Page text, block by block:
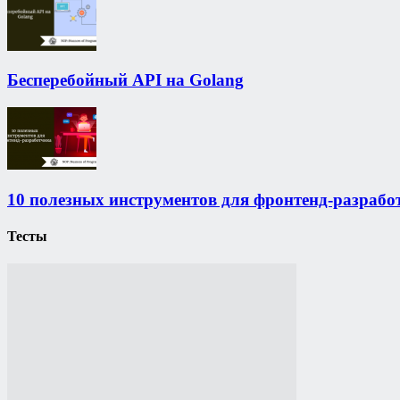
Бесперебойный API на Golang
10 полезных инструментов для фронтенд-
Тесты